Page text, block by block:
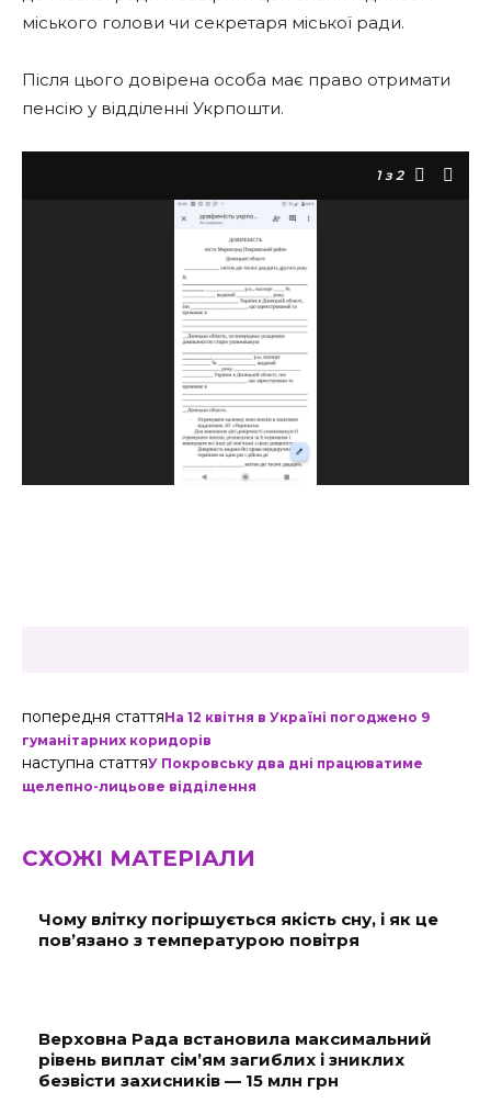
міського голови чи секретаря міської ради.
Після цього довірена особа має право отримати
пенсію у відділенні Укрпошти.
1з 2
попередня статтяНа 12 квітня в Україні погоджено 9
гуманітарних коридорів
наступна статтяУ Покровську два дні працюватиме
щелепно-лицьове відділення
СХОЖІ МАТЕРІАЛИ
Чому влітку погіршується якість сну, і як це
пов’язано з температурою повітря
Верховна Рада встановила максимальний
рівень виплат сім’ям загиблих і зниклих
безвісти захисників — 15 млн грн